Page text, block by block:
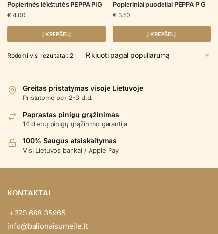
Popierinės lėkštutės PEPPA PIG
€ 4.00
Į KREPŠELĮ
Popieriniai puodeliai PEPPA PIG
€ 3.50
Į KREPŠELĮ
Rodomi visi rezultatai: 2Rūšiuojama
Greitas pristatymas visoje Lietuvoje
Pristatome per 2-3 d.d.
Paprastas pinigų grąžinimas
14 dienų pinigų grąžinimo garantija
100% Saugus atsiskaitymas
Visi Lietuvos bankai / Apple Pay
KONTAKTAI
+370 688 35965
info@balionaisumeile.lt